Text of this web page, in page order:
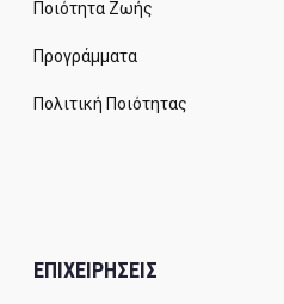
Ποιότητα Ζωής
Προγράμματα
Πολιτική Ποιότητας
ΕΠΙΧΕΙΡΗΣΕΙΣ